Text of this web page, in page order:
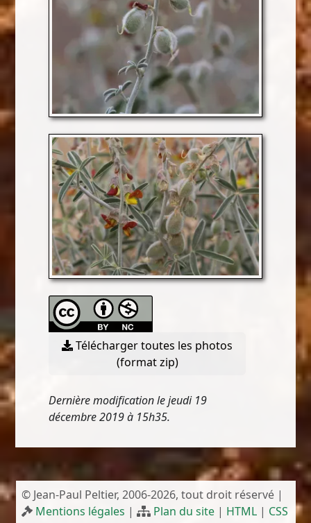
Télécharger toutes les photos
(format zip)
Dernière modification le jeudi 19
décembre 2019 à 15h35.
© Jean-Paul Peltier, 2006-2026, tout droit réservé |
Mentions légales | Plan du site| HTML| CSS